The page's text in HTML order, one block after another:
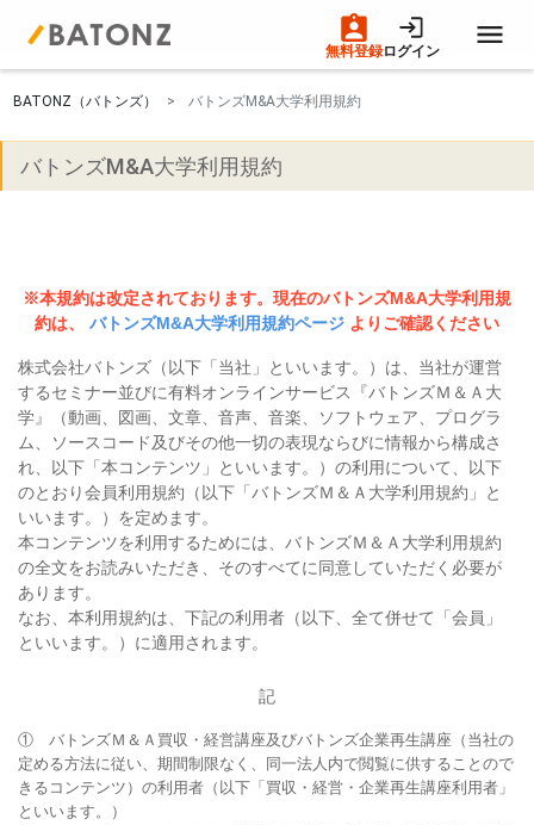
無料登録ログイン
トップページ
M&A案件一覧
買いたい方へ
成約事例
M&A専門家の方へ
BATONZ（バトンズ） バトンズM&A大学利用規約
バトンズM&A大学利用規約
※本規約は改定されております。現在のバトンズM&A大学利用規
約は、 バトンズM&A大学利用規約ページ よりご確認ください
株式会社バトンズ（以下「当社」といいます。）は、当社が運営
するセミナー並びに有料オンラインサービス『バトンズＭ＆Ａ大
学』（動画、図画、文章、音声、音楽、ソフトウェア、プログラ
ム、ソースコード及びその他一切の表現ならびに情報から構成さ
れ、以下「本コンテンツ」といいます。）の利用について、以下
のとおり会員利用規約（以下「バトンズＭ＆Ａ大学利用規約」と
いいます。）を定めます。
本コンテンツを利用するためには、バトンズＭ＆Ａ大学利用規約
の全文をお読みいただき、そのすべてに同意していただく必要が
あります。
なお、本利用規約は、下記の利用者（以下、全て併せて「会員」
といいます。）に適用されます。
記
①　バトンズＭ＆Ａ買収・経営講座及びバトンズ企業再生講座（当社の
定める方法に従い、期間制限なく、同一法人内で閲覧に供することので
きるコンテンツ）の利用者（以下「買収・経営・企業再生講座利用者」
といいます。）